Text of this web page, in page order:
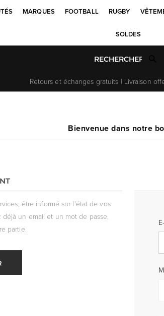
MARQUES FOOTBALL RUGBY
SOLDES
Retours et échanges gratuits | Livraison
Bienvenue dans notre
être informé sur l'état de vos
un email et un mot de passe,
partie.